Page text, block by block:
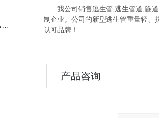
我公司销售逃生管,逃生管道,隧道
制企业。公司的新型逃生管重量轻、
认可品牌！
产品咨询
逃生管的材质选择：超高分子量聚乙烯的优势